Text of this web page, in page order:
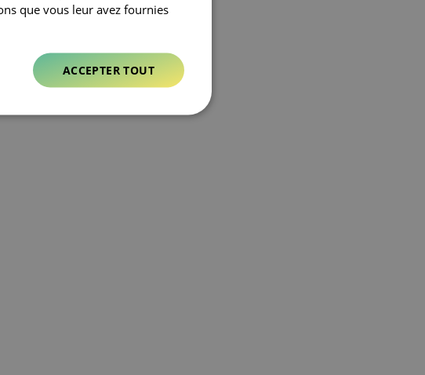
que vous leur avez fournies
ACCEPTER TOUT